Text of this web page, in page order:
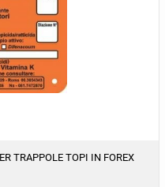
TRAPPOLE TOPI IN FOREX